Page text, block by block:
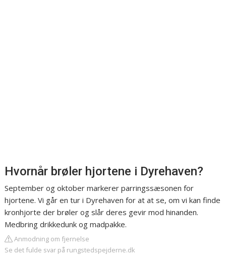
Hvornår brøler hjortene i Dyrehaven?
September og oktober markerer parringssæsonen for
hjortene. Vi går en tur i Dyrehaven for at at se, om vi kan finde
kronhjorte der brøler og slår deres gevir mod hinanden.
Medbring drikkedunk og madpakke.
Anmodning om fjernelse
Se det fulde svar på rungstedspejderne.dk